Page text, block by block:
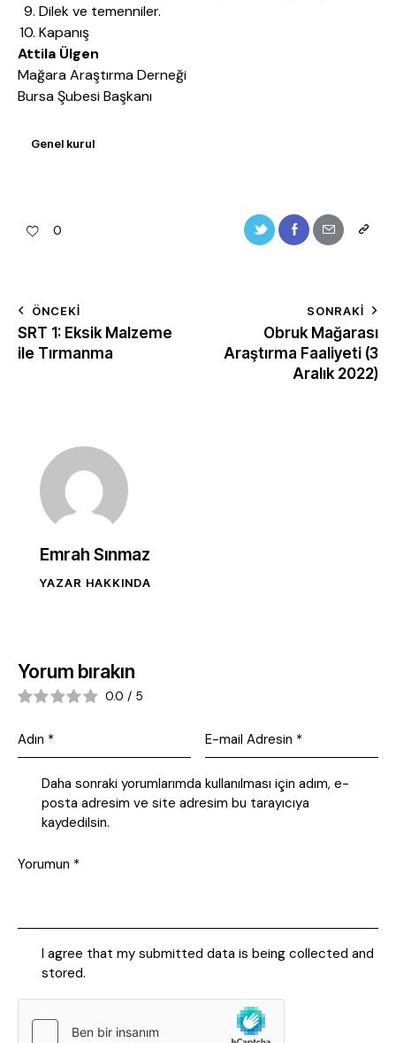
Dilek ve temenniler.
Kapanış
Attila Ülgen
Mağara Araştırma Derneği
Bursa Şubesi Başkanı
Genel kurul
0
ÖNCEKI
SRT 1: Eksik Malzeme
ile Tırmanma
SONRAKI
Obruk Mağarası
Araştırma Faaliyeti (3
Aralık 2022)
Emrah Sınmaz
YAZAR HAKKINDA
Yorum bırakın
0.0 / 5
Daha sonraki yorumlarımda kullanılması için adım, e-
posta adresim ve site adresim bu tarayıcıya
kaydedilsin.
I agree that my submitted data is being collected and
stored.